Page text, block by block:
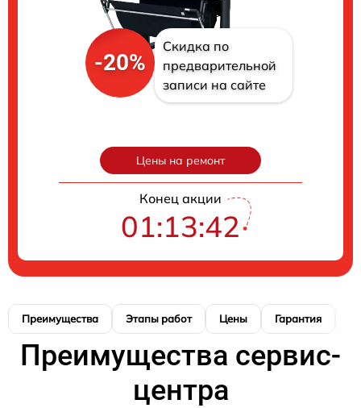
-20%
Скидка по
предварительной
записи на сайте
Цены на ремонт
Конец акции
01:13:41
Преимущества Этапы работ Цены Гарантия
Преимущества сервис-
центра